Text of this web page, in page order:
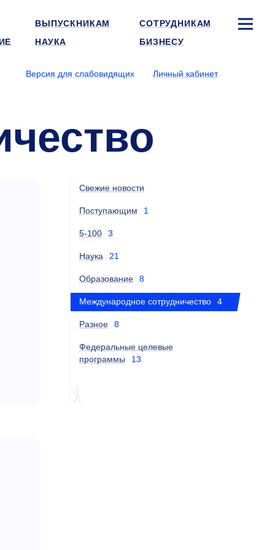
ВЫПУСКНИКАМ
СОТРУДНИКАМ
НАУКА БИЗНЕСУ
Версия для слабовидящих Личный кабинет
Свежие новости
Поступающим 1
5-100 3
Наука 21
Образование 8
Международное сотрудничество 4
Разное 8
Федеральные целевые
программы
13